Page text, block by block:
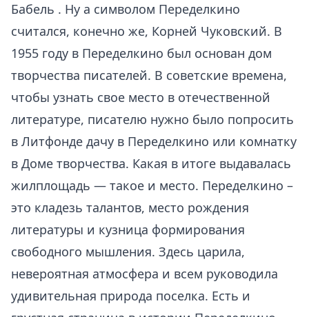
Бабель . Ну а символом Переделкино
считался, конечно же, Корней Чуковский. В
1955 году в Переделкино был основан дом
творчества писателей. В советские времена,
чтобы узнать свое место в отечественной
литературе, писателю нужно было попросить
в Литфонде дачу в Переделкино или комнатку
в Доме творчества. Какая в итоге выдавалась
жилплощадь — такое и место. Переделкино –
это кладезь талантов, место рождения
литературы и кузница формирования
свободного мышления. Здесь царила,
невероятная атмосфера и всем руководила
удивительная природа поселка. Есть и